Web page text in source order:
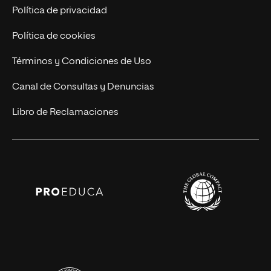
Bienestar Universitario
Política de privacidad
Política de cookies
Términos y Condiciones de Uso
Canal de Consultas y Denuncias
Libro de Reclamaciones